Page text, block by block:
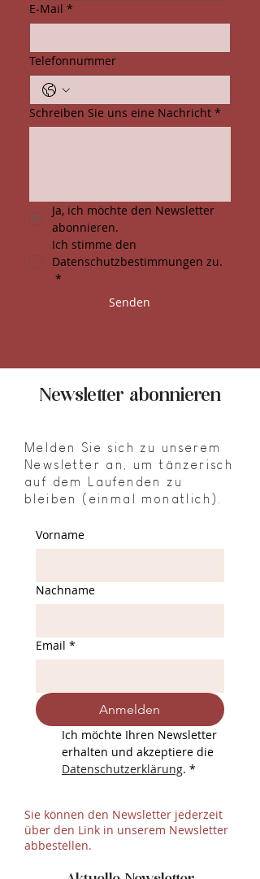
E-Mail *
Telefonnummer
Schreiben Sie uns eine Nachricht *
Ja, ich möchte den Newsletter
abonnieren.
Ich stimme den
*
Senden
Newsletter abonnieren
Melden Sie sich zu unserem
Newsletter an, um tänzerisch
auf dem Laufenden zu
bleiben (einmal monatlich).
Vorname
Nachname
Email *
Anmelden
Ich möchte Ihren Newsletter
Datenschutzerklärung. *
Sie können den Newsletter jederzeit
über den Link in unserem Newsletter
abbestellen.